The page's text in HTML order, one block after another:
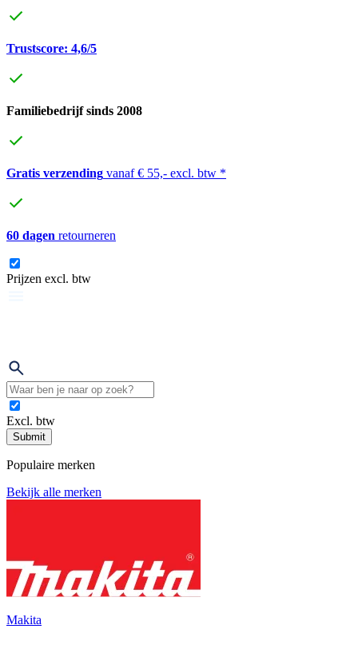
Trustscore: 4,6/5
Familiebedrijf sinds 2008
Gratis verzending vanaf € 55,- excl. btw *
60 dagen retourneren
Prijzen excl. btw
Excl. btw
Submit
Populaire merken
Bekijk alle merken
Makita